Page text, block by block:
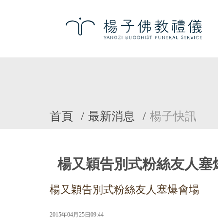
首頁 最新消息 楊子快訊
楊又穎告別式粉絲友人塞
楊又穎告別式粉絲友人塞爆會場
2015年04月25日09:44